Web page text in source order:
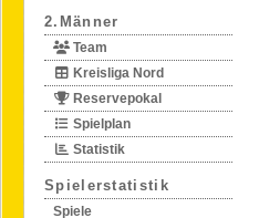
2.Männer
Team
Kreisliga Nord
Reservepokal
Spielplan
Statistik
Spielerstatistik
Spiele